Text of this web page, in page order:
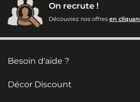
On recrute !
Découvrez nos offres en
Besoin d'aide ?
Décor Discount